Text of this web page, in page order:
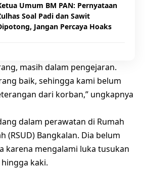
Umum BM PAN: Pernyataan
Soal Padi dan Sawit
Jangan Percaya Hoaks
masih dalam pengejaran.
baik, sehingga kami belum
dari korban,” ungkapnya
dalam perawatan di Rumah
(RSUD) Bangkalan. Dia belum
karena mengalami luka tusukan
kaki.